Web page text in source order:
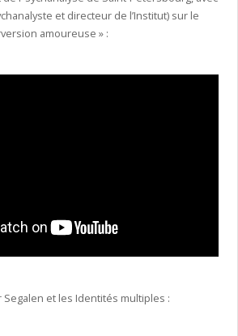
et directeur de l’Institut) sur le
amoureuse » :
et les Identités multiples :